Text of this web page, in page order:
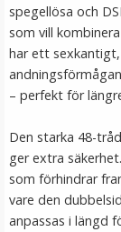
spegellösa och
som vill
har ett
– perfekt för
Den starka 48-
ger extra
som förhindrar
vare den
anpassas i längd